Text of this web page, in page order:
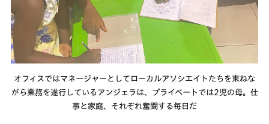
オフィスではマネージャーとしてローカルアソシエイトたちを束ねな
がら業務を遂行しているアンジェラは、プライベートでは2児の母。仕
事と家庭、それぞれ奮闘する毎日だ